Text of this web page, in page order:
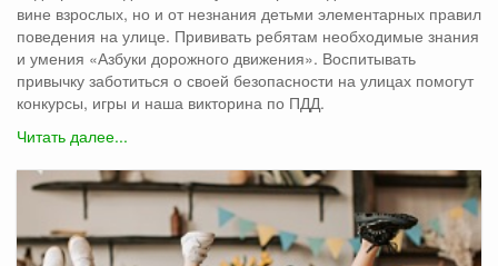
вине взрослых, но и от незнания детьми элементарных правил
поведения на улице. Прививать ребятам необходимые знания
и умения «Азбуки дорожного движения». Воспитывать
привычку заботиться о своей безопасности на улицах помогут
конкурсы, игры и наша викторина по ПДД.
Читать далее...